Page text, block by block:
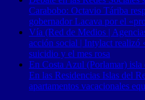
Carabobo: Octavio Táriba
gobernador Lacava por el
Vía (Red de Medios |
acción social | Intylact realizó
suicidio y el mes rosa
En Costa Azul (Porlamar)
En las Residencias Islas del
apartamentos vacacionales